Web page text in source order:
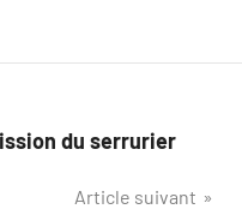
du serrurier
Article suivant